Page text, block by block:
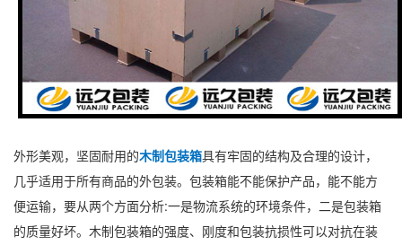
外形美观，坚固耐用的木制包装箱具有牢固的结构及合理的设计，
几乎适用于所有商品的外包装。包装箱能不能保护产品，能不能方
便运输，要从两个方面分析:一是物流系统的环境条件，二是包装箱
的质量好坏。木制包装箱的强度、刚度和包装抗损性可以对抗在装